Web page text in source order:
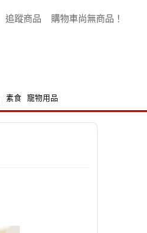
追蹤商品 購物車尚無商品！
素食 寵物用品